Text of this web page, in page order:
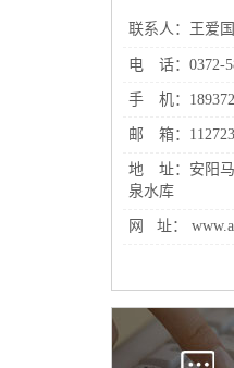
联系人：王爱
电 话：0372-
手 机：
邮 箱：
地 址：安阳马
泉水库
网 址：